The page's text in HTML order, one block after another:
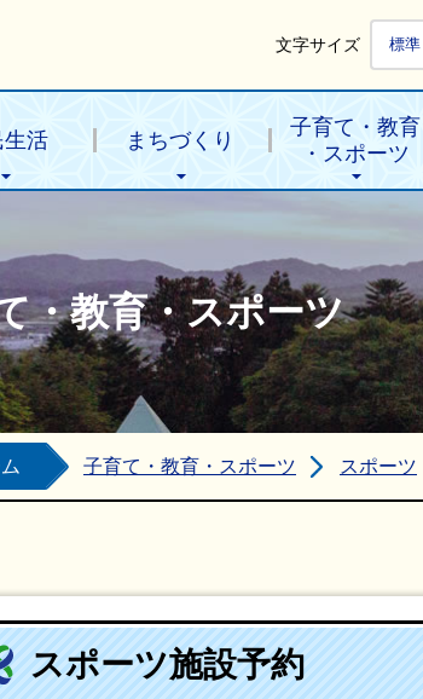
文字サイズ 標準
生活 まちづくり
子育て・教育
・スポーツ
・教育・スポーツ
子育て・教育・スポーツ スポーツ
スポーツ施設予約